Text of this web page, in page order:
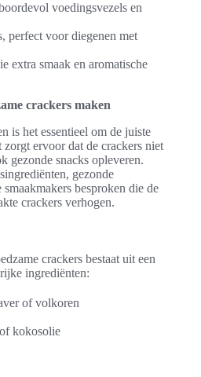
voedingsvezels en
perfect voor diegenen met
extra smaak en aromatische
crackers maken
is het essentieel om de juiste
ervoor dat de crackers niet
gezonde snacks opleveren.
gezonde
besproken die de
crackers verhogen.
crackers bestaat uit een
ingrediënten:
of volkoren
kokosolie